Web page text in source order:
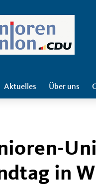
Aktuelles Über uns
in